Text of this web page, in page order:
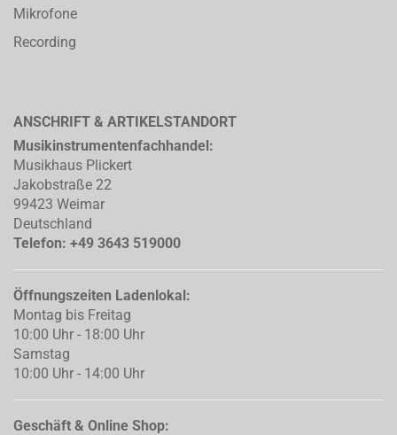
Mikrofone
Recording
ANSCHRIFT & ARTIKELSTANDORT
Musikinstrumentenfachhandel:
Musikhaus Plickert
Jakobstraße 22
99423 Weimar
Deutschland
Telefon: +49 3643 519000
Öffnungszeiten Ladenlokal:
Montag bis Freitag
10:00 Uhr - 18:00 Uhr
Samstag
10:00 Uhr - 14:00 Uhr
Geschäft & Online Shop: